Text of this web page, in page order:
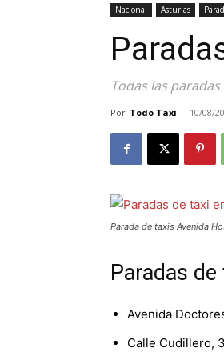
Nacional Asturias
Todas las
Por Todo Taxi - 10/08/
Parada de taxis Avenida
Paradas
Avenida
Calle Cudillero, 3